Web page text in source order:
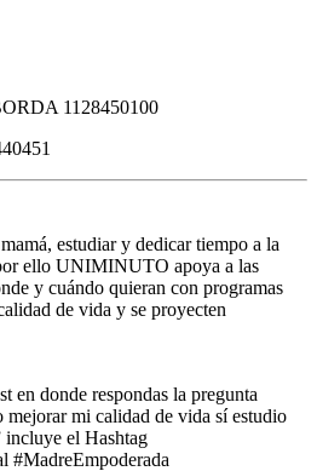
1128450100
estudiar y dedicar tiempo a la
ello UNIMINUTO apoya a las
y cuándo quieran con programas
de vida y se proyecten
en donde respondas la pregunta
mejorar mi calidad de vida sí estudio
incluye el Hashtag